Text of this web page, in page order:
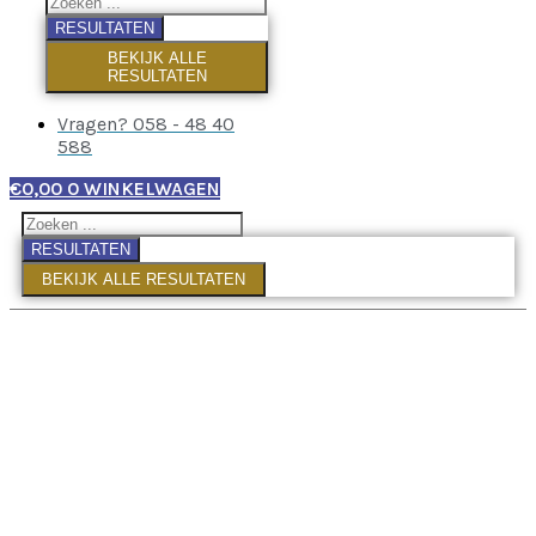
RESULTATEN
BEKIJK ALLE
RESULTATEN
Vragen? 058 - 48 40
588
€0,00 0 WINKELWAGEN
RESULTATEN
BEKIJK ALLE RESULTATEN